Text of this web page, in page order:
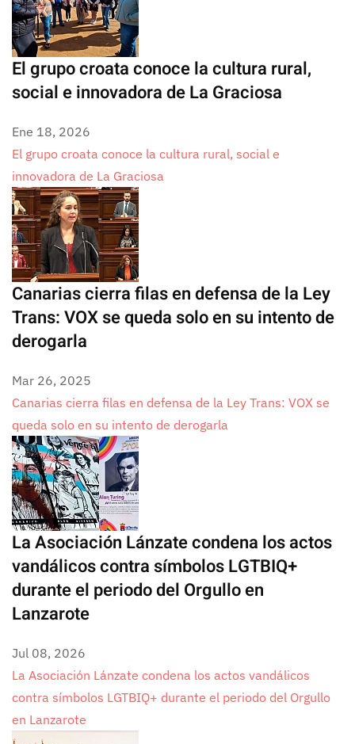
El grupo croata conoce la cultura rural,
social e innovadora de La Graciosa
Ene 18, 2026
El grupo croata conoce la cultura rural, social e
innovadora de La Graciosa
Canarias cierra filas en defensa de la Ley
Trans: VOX se queda solo en su intento de
derogarla
Mar 26, 2025
Canarias cierra filas en defensa de la Ley Trans: VOX se
queda solo en su intento de derogarla
La Asociación Lánzate condena los actos
vandálicos contra símbolos LGTBIQ+
durante el periodo del Orgullo en
Lanzarote
Jul 08, 2026
La Asociación Lánzate condena los actos vandálicos
contra símbolos LGTBIQ+ durante el periodo del Orgullo
en Lanzarote